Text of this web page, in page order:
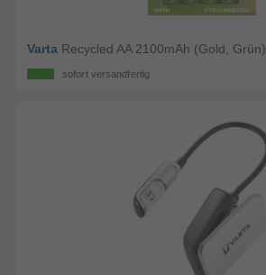
Varta Recycled AA 2100mAh (Gold, Grün)
sofort versandfertig